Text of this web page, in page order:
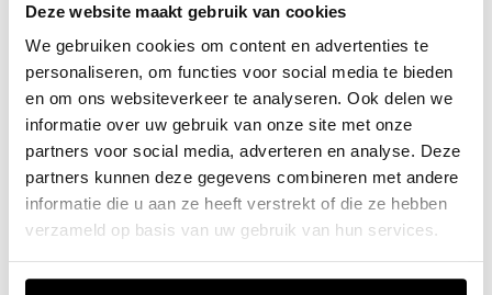
Deze website maakt gebruik van cookies
We gebruiken cookies om content en advertenties te
personaliseren, om functies voor social media te bieden
en om ons websiteverkeer te analyseren. Ook delen we
informatie over uw gebruik van onze site met onze
partners voor social media, adverteren en analyse. Deze
partners kunnen deze gegevens combineren met andere
informatie die u aan ze heeft verstrekt of die ze hebben
verzameld op basis van uw gebruik van hun services.
Application error: a client-side exception has occurred while
loadingwww.jvk.nl(see the browser consolefor more
information).